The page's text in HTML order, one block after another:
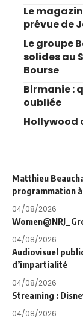
Le
prévue de
Le groupe
solides au
Bourse
Birmanie :
oubliée
Hollywood
Matthieu
programmation à
04/08/2026
04/08/2026
Audiovisuel
d’impartialité
04/08/2026
Streaming :
04/08/2026